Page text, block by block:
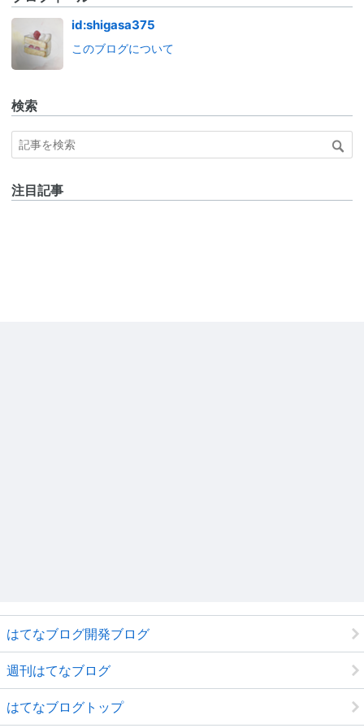
id:shigasa375
このブログについて
検索
注目記事
はてなブログ開発ブログ
週刊はてなブログ
はてなブログトップ